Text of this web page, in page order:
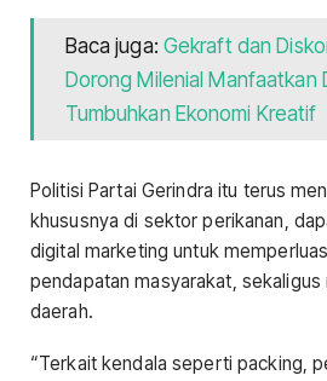
Baca juga: Gekraft dan
Dorong Milenial Manfaatkan
Tumbuhkan Ekonomi Kreatif
Politisi Partai Gerindra itu terus
khususnya di sektor perikanan,
digital marketing untuk
pendapatan masyarakat,
daerah.
“Terkait kendala seperti packing,